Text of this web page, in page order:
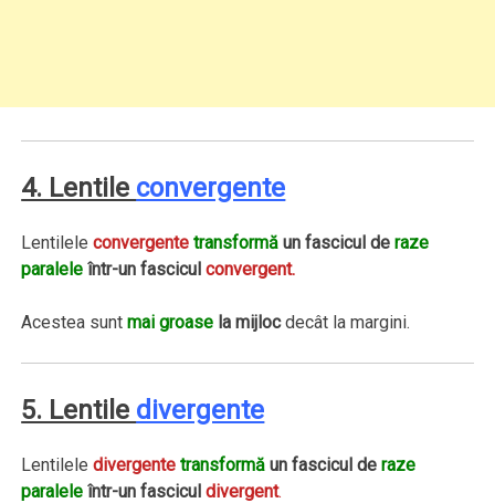
4. Lentile convergente
Lentileleconvergente transformă un fascicul deraze
paralele într-un fasciculconvergent.
Acestea suntmai groase la mijlocdecât la margini.
5. Lentile divergente
Lentileledivergente transformă un fascicul deraze
paralele într-un fasciculdivergent.